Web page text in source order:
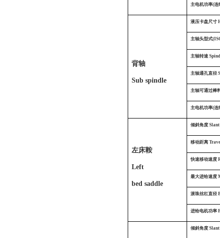
主电机功率(
背轴
Sub spindle
液压卡盘尺寸
主轴头型式
主轴转速
主轴通孔直径
主轴可通过棒
主电机功率(
左床鞍
Left
bed saddle
倾斜角度
移动距离
快速移动速度
最大进给速度
滚珠丝杠直径
进给电机功率
倾斜角度